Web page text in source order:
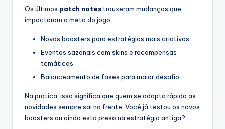
Os últimos patch notes trouxeram mudanças que
impactaram o meta do jogo:
Novos boosters para estratégias mais criativas
Eventos sazonais com skins e recompensas
temáticas
Balanceamento de fases para maior desafio
Na prática, isso significa que quem se adapta rápido às
novidades sempre sai na frente. Você já testou os novos
boosters ou ainda está preso na estratégia antiga?